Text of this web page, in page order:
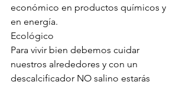
económico en productos químicos y
en energía.
Ecológico
Para vivir bien debemos cuidar
nuestros alrededores y con un
descalcificador NO salino estarás